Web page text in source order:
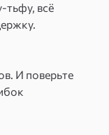
тьфу, всё
И поверьте